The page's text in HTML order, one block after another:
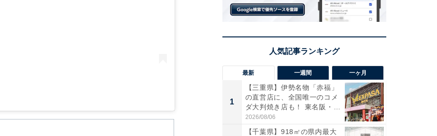
最新 一週間 一ヶ月
1
【三重県】伊勢名物「赤福」
の直営店に、全国唯一のコメ
ダ大判焼き店も！ 東名阪・
伊...
2026/08/06
【千葉県】918㎡の県内最大